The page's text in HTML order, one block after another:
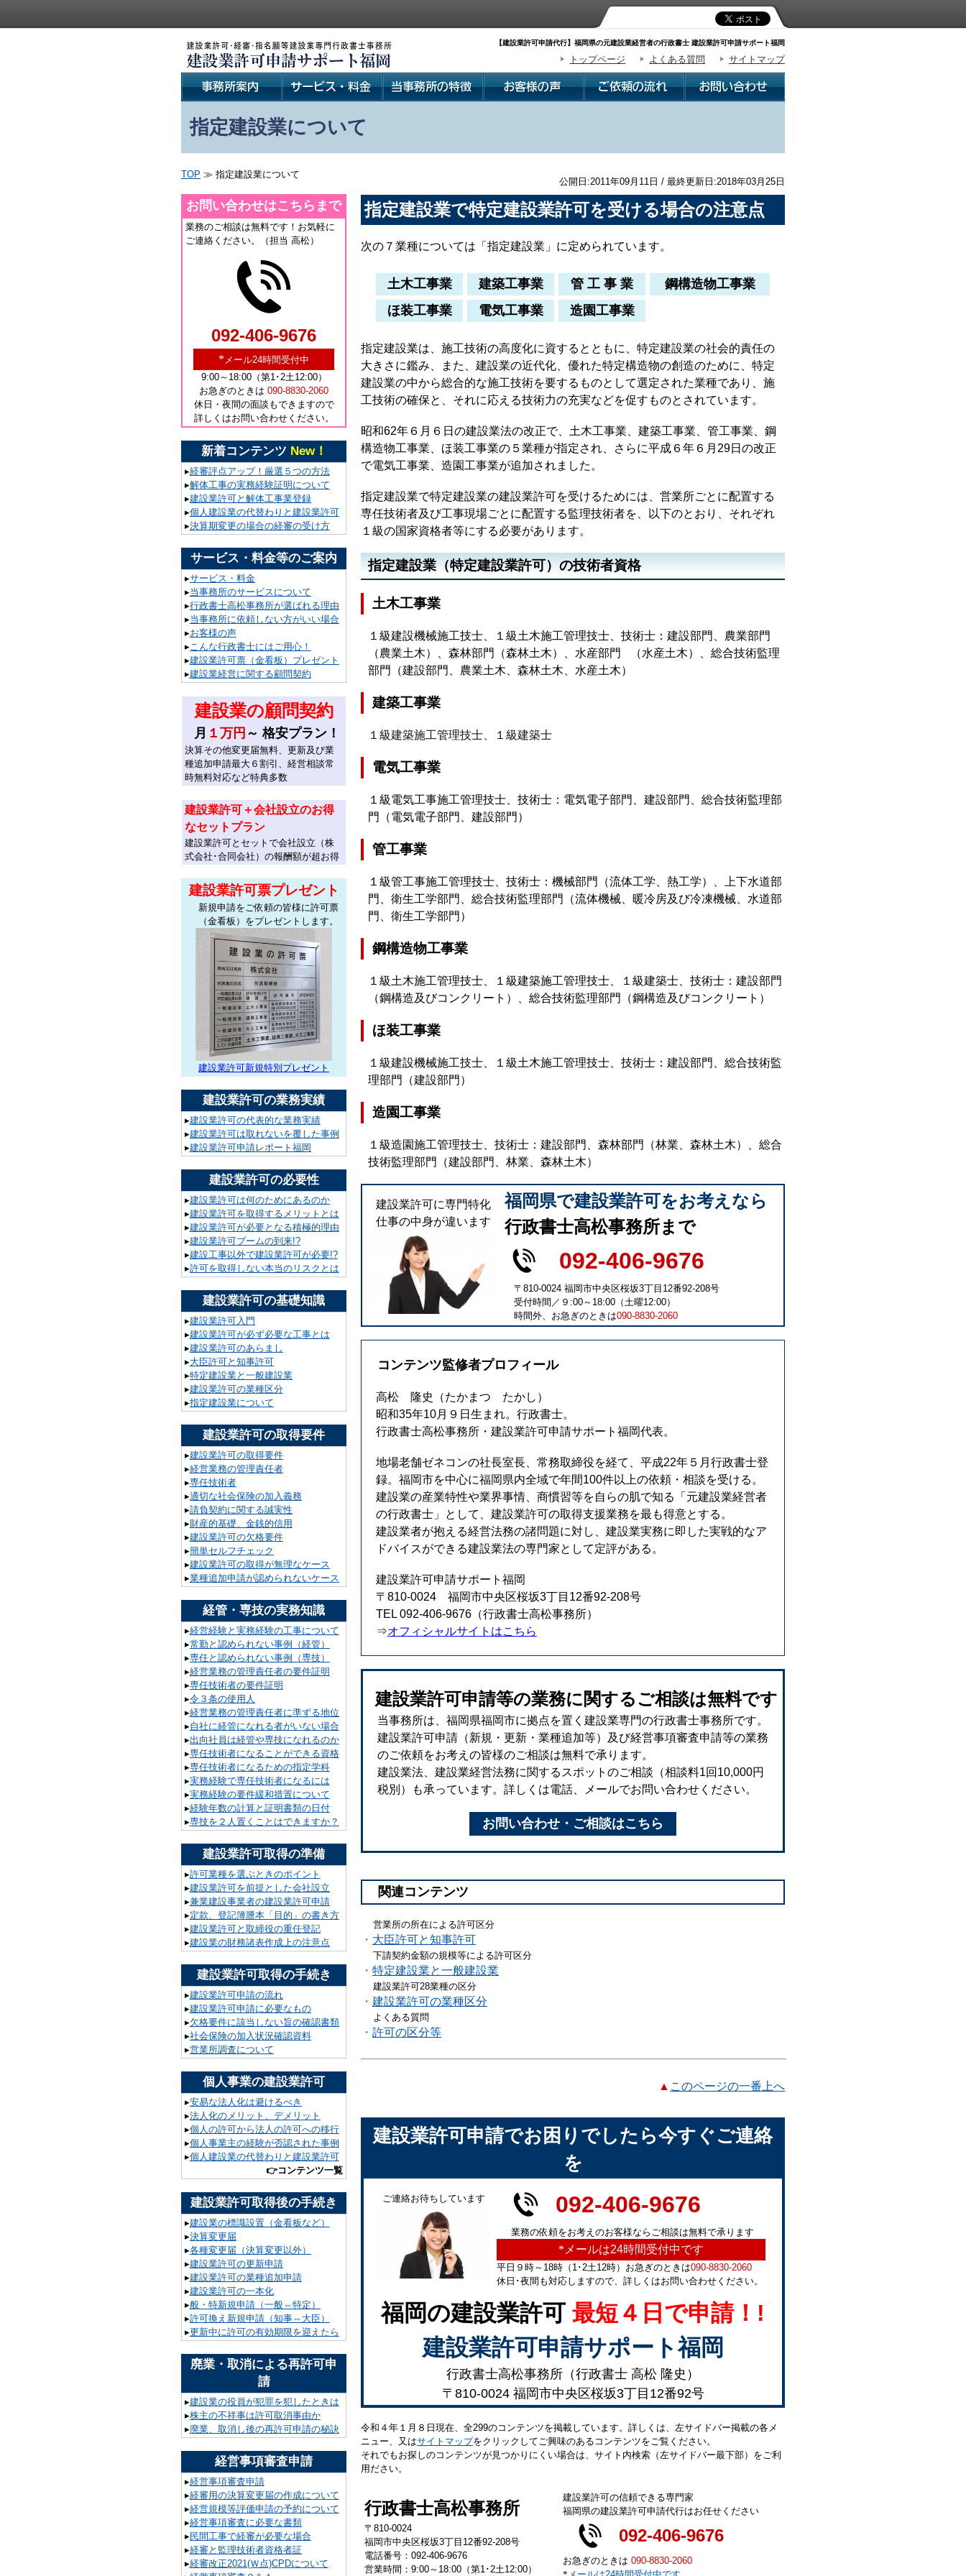
【建設業許可申請代行】福岡県の元建設業経営者の行政書士 建設業許可申請サポート福岡
トップページ よくある質問 サイトマップ
指定建設業について
公開日:2011年09月11日 / 最終更新日:2018年03月25日
指定建設業で特定建設業許可を受ける場合の注意点
次の７業種については「指定建設業」に定められています。
土木工事業 建築工事業 管 工 事 業
鋼構造物工事業
ほ装工事業
電気工事業 造園工事業
指定建設業は、施工技術の高度化に資するとともに、特定建設業の社会的責任の
大きさに鑑み、また、建設業の近代化、優れた特定構造物の創造のために、特定
建設業の中から総合的な施工技術を要するものとして選定された業種であり、施
工技術の確保と、それに応える技術力の充実などを促すものとされています。
昭和62年６月６日の建設業法の改正で、土木工事業、建築工事業、管工事業、鋼
構造物工事業、ほ装工事業の５業種が指定され、さらに平成６年６月29日の改正
で電気工事業、造園工事業が追加されました。
指定建設業で特定建設業の建設業許可を受けるためには、営業所ごとに配置する
専任技術者及び工事現場ごとに配置する監理技術者を、以下のとおり、それぞれ
１級の国家資格者等にする必要があります。
指定建設業（特定建設業許可）の技術者資格
土木工事業
１級建設機械施工技士、 １級土木施工管理技士、 技術士：建設部門、農業部門
（農業土木）、森林部門（森林土木）、水産部門
（水産土木）、総合技術監理
部門（建設部門、農業土木、森林土木、水産土木）
建築工事業
１級建築施工管理技士、１級建築士
電気工事業
１級電気工事施工管理技士、技術士：電気電子部門、建設部門、総合技術監理部
門（電気電子部門、建設部門）
管工事業
１級管工事施工管理技士、技術士：機械部門（流体工学、熱工学）、上下水道部
門、衛生工学部門、総合技術監理部門（流体機械、暖冷房及び冷凍機械、水道部
門、衛生工学部門）
鋼構造物工事業
１級土木施工管理技士、１級建築施工管理技士、１級建築士、技術士：建設部門
（鋼構造及びコンクリート）、総合技術監理部門（鋼構造及びコンクリート）
ほ装工事業
１級建設機械施工技士、１級土木施工管理技士、技術士：建設部門、総合技術監
理部門（建設部門）
造園工事業
１級造園施工管理技士、技術士：建設部門、森林部門（林業、森林土木）、総合
技術監理部門（建設部門、林業、森林土木）
建設業許可に専門特化
仕事の中身が違います
福岡県で建設業許可をお考えなら
行政書士高松事務所まで
092-406-9676
〒810-0024 福岡市中央区桜坂3丁目12番92-208号
受付時間／９:00～18:00（土曜12:00）
時間外、お急ぎのときは090-8830-2060
コンテンツ監修者プロフィール
高松 隆史
（たかまつ たかし）
昭和35年10月９日生まれ。行政書士。
行政書士高松事務所・建設業許可申請サポート福岡代表。
地場老舗ゼネコンの社長室長、常務取締役を経て、平成22年５月行政書士登
録。福岡市を中心に福岡県内全域で年間100件以上の依頼・相談を受ける。
建設業の産業特性や業界事情、商慣習等を自らの肌で知る「元建設業経営者
の行政書士」として、建設業許可の取得支援業務を最も得意とする。
建設業者が抱える経営法務の諸問題に対し、建設業実務に即した実戦的なア
ドバイスができる建設業法の専門家として定評がある。
建設業許可申請サポート福岡
〒810-0024 福岡市中央区桜坂3丁目12番92-208号
TEL 092-406-9676（行政書士高松事務所）
⇒オフィシャルサイトはこちら
建設業許可申請等の業務に関するご相談は無料です
当事務所は、福岡県福岡市に拠点を置く建設業専門の行政書士事務所です。
建設業許可申請（新規・更新・業種追加等）及び経営事項審査申請等の業務
のご依頼をお考えの皆様のご相談は無料で承ります。
建設業法、建設業経営法務に関するスポットのご相談（相談料1回10,000円
税別）も承っています。詳しくは電話、メールでお問い合わせください。
お問い合わせ・ご相談はこちら
関連コンテンツ
営業所の所在による許可区分
・ 大臣許可と知事許可
下請契約金額の規模等による許可区分
・ 特定建設業と一般建設業
建設業許可28業種の区分
・ 建設業許可の業種区分
よくある質問
・ 許可の区分等
▲ このページの一番上へ
建設業許可申請でお困りでしたら今すぐご連絡
を
ご連絡お待ちしています 092-406-9676
業務の依頼をお考えのお客様ならご相談は無料で承ります
* メールは24時間受付中です
平日９時～18時（1･2土12時）お急ぎのときは090-8830-2060
休日･夜間も対応しますので、詳しくはお問い合わせください。
福岡の建設業許可 最短４日で申請！!
建設業許可申請サポート福岡
行政書士高松事務所（行政書士 高松 隆史）
〒810-0024 福岡市中央区桜坂3丁目12番92号
令和４年１月８日現在、全299のコンテンツを掲載しています。詳しくは、左サイドバー掲載の各メ
ニュー、又はサイトマップをクリックしてご興味のあるコンテンツをご覧ください。
それでもお探しのコンテンツが見つかりにくい場合は、サイト内検索（左サイドバー最下部）をご利
用ださい。
行政書士高松事務所
〒810-0024
福岡市中央区桜坂3丁目12番92-208号
電話番号：092-406-9676
営業時間：9:00～18:00（第1･2土12:00）
建設業許可の信頼できる専門家
福岡県の建設業許可申請代行はお任せください
092-406-9676
お急ぎのときは 090-8830-2060
TOP ≫ 指定建設業について
お問い合わせはこちらまで
業務のご相談は無料です！お気軽に
ご連絡ください。（担当 高松）
092-406-9676
* メール24時間受付中
9:00～18:00（第1･2土12:00）
お急ぎのときは 090-8830-2060
休日・夜間の面談もできますので
詳しくはお問い合わせください。
新着コンテンツ New！
▸経審評点アップ！厳選５つの方法
▸解体工事の実務経験証明について
▸建設業許可と解体工事業登録
▸個人建設業の代替わりと建設業許可
▸決算期変更の場合の経審の受け方
サービス・料金等のご案内
▸サービス・料金
▸当事務所のサービスについて
▸行政書士高松事務所が選ばれる理由
▸当事務所に依頼しない方がいい場合
▸お客様の声
▸こんな行政書士にはご用心！
▸建設業許可票（金看板）プレゼント
▸建設業経営に関する顧問契約
建設業の顧問契約
月 １万円 ～ 格安プラン！
決算その他変更届無料、更新及び業
種追加申請最大６割引、経営相談常
時無料対応など特典多数
建設業許可＋会社設立のお得
なセットプラン
建設業許可とセットで会社設立（株
式会社･合同会社）の報酬額が超お得
建設業許可票プレゼント
新規申請をご依頼の皆様に許可票
（金看板）をプレゼントします。
建設業許可新規特別プレゼント
建設業許可の業務実績
▸建設業許可の代表的な業務実績
▸建設業許可は取れないを覆した事例
▸建設業許可申請レポート福岡
建設業許可の必要性
▸建設業許可は何のためにあるのか
▸建設業許可を取得するメリットとは
▸建設業許可が必要となる積極的理由
▸建設業許可ブームの到来!?
▸建設工事以外で建設業許可が必要!?
▸許可を取得しない本当のリスクとは
建設業許可の基礎知識
▸建設業許可入門
▸建設業許可が必ず必要な工事とは
▸建設業許可のあらまし
▸大臣許可と知事許可
▸特定建設業と一般建設業
▸建設業許可の業種区分
▸指定建設業について
建設業許可の取得要件
▸建設業許可の取得要件
▸経営業務の管理責任者
▸専任技術者
▸適切な社会保険の加入義務
▸請負契約に関する誠実性
▸財産的基礎、金銭的信用
▸建設業許可の欠格要件
▸簡単セルフチェック
▸建設業許可の取得が無理なケース
▸業種追加申請が認められないケース
経管・専技の実務知識
▸経営経験と実務経験の工事について
▸常勤と認められない事例（経管）
▸専任と認められない事例（専技）
▸経営業務の管理責任者の要件証明
▸専任技術者の要件証明
▸令３条の使用人
▸経営業務の管理責任者に準ずる地位
▸自社に経管になれる者がいない場合
▸出向社員は経管や専技になれるのか
▸専任技術者になることができる資格
▸専任技術者になるための指定学科
▸実務経験で専任技術者になるには
▸実務経験の要件緩和措置について
▸経験年数の計算と証明書類の日付
▸専技を２人置くことはできますか？
建設業許可取得の準備
▸許可業種を選ぶときのポイント
▸建設業許可を前提とした会社設立
▸兼業建設事業者の建設業許可申請
▸定款、登記簿謄本「目的」の書き方
▸建設業許可と取締役の重任登記
▸建設業の財務諸表作成上の注意点
建設業許可取得の手続き
▸建設業許可申請の流れ
▸建設業許可申請に必要なもの
▸欠格要件に該当しない旨の確認書類
▸社会保険の加入状況確認資料
▸営業所調査について
個人事業の建設業許可
▸安易な法人化は避けるべき
▸法人化のメリット、デメリット
▸個人の許可から法人の許可への移行
▸個人事業主の経験が否認された事例
▸個人建設業の代替わりと建設業許可
👉コンテンツ一覧
建設業許可取得後の手続き
▸建設業の標識設置（金看板など）
▸決算変更届
▸各種変更届（決算変更以外）
▸建設業許可の更新申請
▸建設業許可の業種追加申請
▸建設業許可の一本化
▸般・特新規申請（一般⇔特定）
▸許可換え新規申請（知事⇔大臣）
▸更新中に許可の有効期限を迎えたら
廃業・取消による再許可申
請
▸建設業の役員が犯罪を犯したときは
▸株主の不祥事は許可取消事由か
▸廃業、取消し後の再許可申請の秘訣
経営事項審査申請
▸経営事項審査申請
▸経審用の決算変更届の作成について
▸経営規模等評価申請の予約について
▸経営事項審査に必要な書類
▸民間工事で経審が必要な場合
▸経審と監理技術者資格者証
▸経審改正2021(Ｗ点)CPDについて